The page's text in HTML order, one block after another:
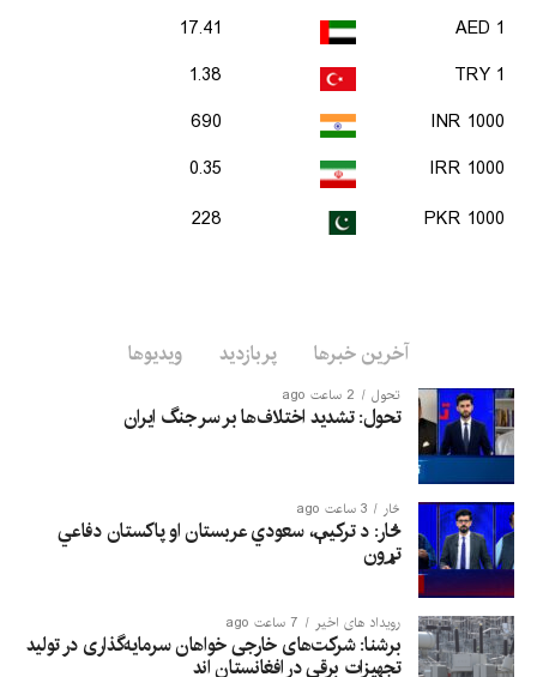
1 AED
17.41
1 TRY
1.38
1000 INR
690
1000 IRR
0.35
1000 PKR
228
آخرین خبرها پربازدید ویدیوها
تحول 2 ساعت ago
تحول: تشدید اختلاف‌ها بر سر جنگ ایران
څار 3 ساعت ago
څار: د ترکیې، سعودي عربستان او پاکستان دفاعي
تړون
رویداد های اخیر 7 ساعت ago
برشنا: شرکت‌های خارجی خواهان سرمایه‌گذاری در تولید
تجهیزات برقی در افغانستان‌ اند